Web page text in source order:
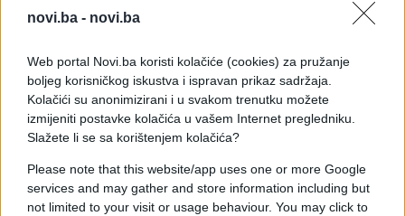
novi.ba - novi.ba
Web portal Novi.ba koristi kolačiće (cookies) za pružanje
boljeg korisničkog iskustva i ispravan prikaz sadržaja.
Kolačići su anonimizirani i u svakom trenutku možete
izmijeniti postavke kolačića u vašem Internet pregledniku.
Slažete li se sa korištenjem kolačića?
Please note that this website/app uses one or more Google
services and may gather and store information including but
not limited to your visit or usage behaviour. You may click to
narukvicom, dok su elegantne papuče savršeno
oblikovana u blage talase i prirodna šminka
dodatno su naglasili njenu ljepotu, potvrđujući da
je ponekad upravo jednostavnost najbolji izbor.
U razgovoru za medije, Srna je otkrila kako je
nastala njena maturska kombinacija.
„Imala sam jasnu ideju kako želim da izgledam za